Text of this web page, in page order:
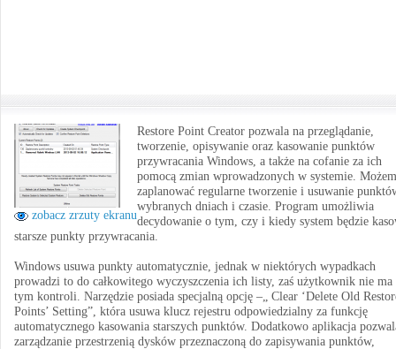
zobacz zrzuty ekranu
Restore Point Creator pozwala na przeglądanie,
tworzenie, opisywanie oraz kasowanie punktów
przywracania Windows, a także na cofanie za ich
pomocą zmian wprowadzonych w systemie.
zaplanować regularne tworzenie i usuwanie
wybranych dniach i czasie. Program umożliwia
decydowanie o tym, czy i kiedy system będzie
starsze punkty przywracania.
Windows usuwa punkty automatycznie, jednak w niektórych wypadkach
prowadzi to do całkowitego wyczyszczenia ich listy, zaś użytkownik nie ma
tym kontroli. Narzędzie posiada specjalną opcję –„ Clear ‘Delete Old
Points’ Setting”, która usuwa klucz rejestru odpowiedzialny za funkcję
automatycznego kasowania starszych punktów. Dodatkowo aplikacja
zarządzanie przestrzenią dysków przeznaczoną do zapisywania punktów,